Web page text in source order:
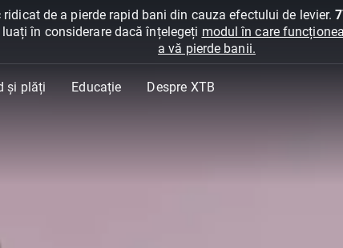
de a pierde rapid bani din cauza efectului de levier.
în considerare dacă înțelegeți modul în care
a vă pierde banii.
și plăți Educație Despre XTB